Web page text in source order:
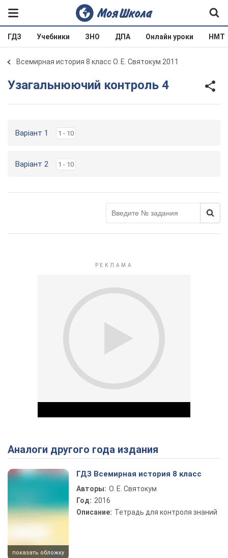
ГДЗ Учебники ЗНО ДПА Онлайн уроки НМТ
Всемирная история 8 класс О. Е. Святокум 2011
Узагальнюючий контроль 4
Варіант 1 1 - 10
Варіант 2 1 - 10
Play Video
Аналоги другого года издания
показать обложку
ГДЗ Всемирная история 8 класс
Авторы: О. Е. Святокум
Год: 2016
Описание: Тетрадь для контроля знаний